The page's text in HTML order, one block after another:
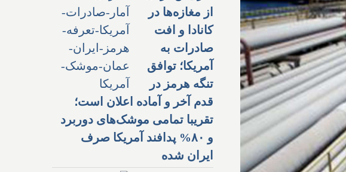
از مغازه‌ها در
کانادا و افت
صادرات به
آمریکا؛ توافق
تنگه هرمز در
قدم آخر و آماده اعلان است؛
تقریبا تمامی موشک‌های دوربرد
و ۸۰% پدافند آمریکا صرف
ایران شده